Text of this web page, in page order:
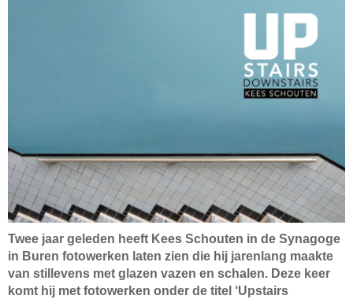
Twee jaar geleden heeft Kees Schouten in de Synagoge
in Buren fotowerken laten zien die hij jarenlang maakte
van stillevens met glazen vazen en schalen. Deze keer
komt hij met fotowerken onder de titel ‘Upstairs